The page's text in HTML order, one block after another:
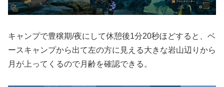
キャンプで豊穣期/夜にして休憩後1分20秒ほどすると、ベ
ースキャンプから出て左の方に見える大きな岩山辺りから
月が上ってくるので月齢を確認できる。